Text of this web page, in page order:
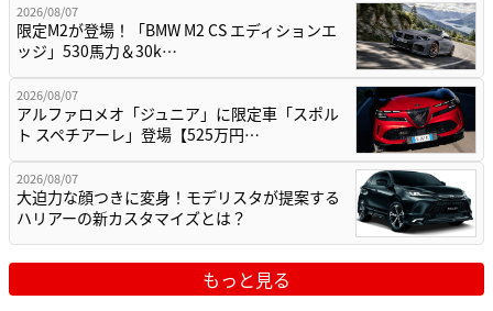
2026/08/07
限定M2が登場！「BMW M2 CS エディションエ
ッジ」530馬力＆30k…
2026/08/07
アルファロメオ「ジュニア」に限定車「スポル
ト スペチアーレ」登場【525万円…
2026/08/07
大迫力な顔つきに変身！モデリスタが提案する
ハリアーの新カスタマイズとは？
もっと見る